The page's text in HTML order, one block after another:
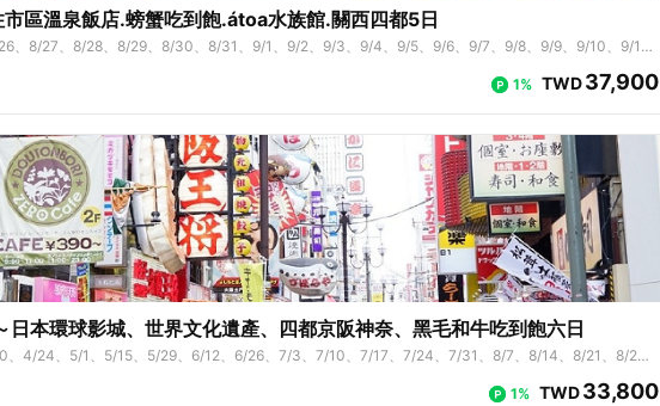
市區溫泉飯店.螃蟹吃到飽.átoa水族館.關西四都5日
、8/27、8/28、8/29、8/30、8/31、9/1、9/2、9/3、9/4、9/5、9/6、9/7、9/8、9/9、9/10、9/1
10/11、10/12、10/13、10/14、10/15、10/16、10/17、10/18、10/19、10/20
1% TWD37,900
日本環球影城、世界文化遺產、四都京阪神奈、黑毛和牛吃到飽六日
、4/24、5/1、5/15、5/29、6/12、6/26、7/3、7/10、7/17、7/24、7/31、8/7、8/14、8/21、8/2
1% TWD33,800